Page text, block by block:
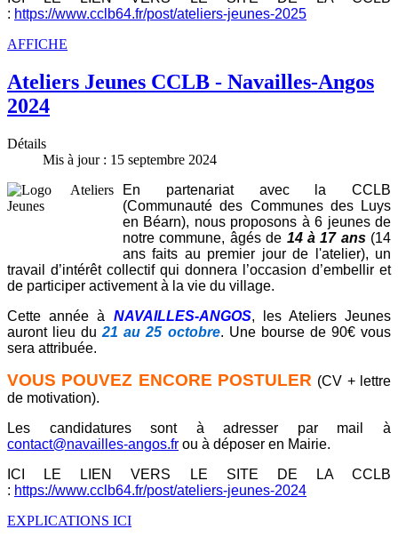
: https://www.cclb64.fr/post/ateliers-jeunes-2025
AFFICHE
Ateliers Jeunes CCLB - Navailles-Angos
2024
Détails
Mis à jour : 15 septembre 2024
En partenariat avec la CCLB
(Communauté des Communes des Luys
en Béarn), nous proposons à 6 jeunes de
notre commune, âgés de 14 à 17 ans(14
ans faits au premier jour de l'atelier), un
travail d’intérêt collectif qui donnera l’occasion d’embellir et
de participer activement à la vie du village.
Cette année à NAVAILLES-ANGOS, les Ateliers Jeunes
auront lieu du21au 25 octobre. Une bourse de 90€ vous
sera attribuée.
VOUS POUVEZ ENCORE POSTULER (CV + lettre
de motivation).
Les candidatures sont à adresser par mail à
contact@navailles-angos.fr ou à déposer en Mairie.
ICI LE LIEN VERS LE SITE DE LA CCLB
: https://www.cclb64.fr/post/ateliers-jeunes-2024
EXPLICATIONS ICI